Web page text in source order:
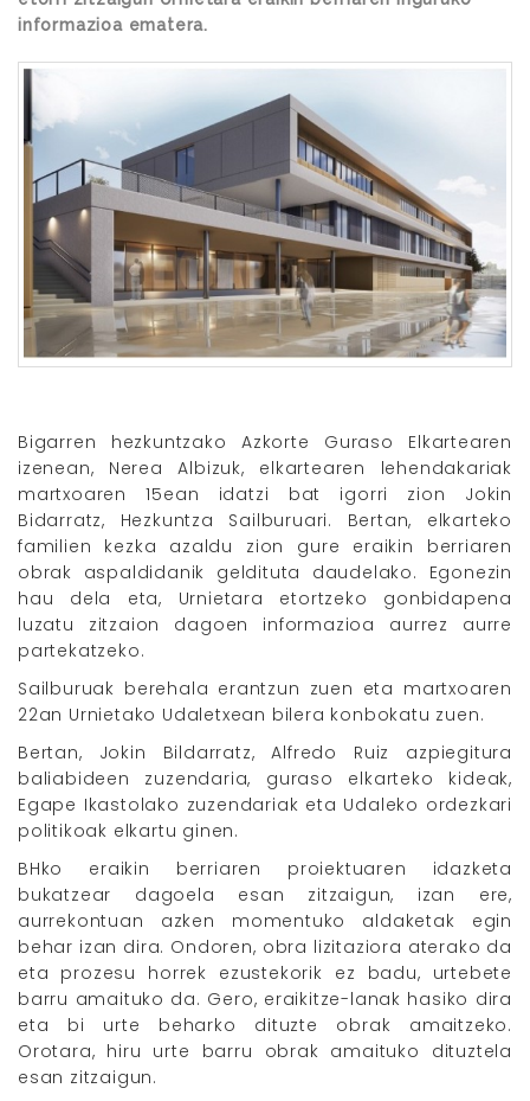
informazioa ematera.
Bigarren hezkuntzako Azkorte Guraso Elkartearen
izenean, Nerea Albizuk, elkartearen lehendakariak
martxoaren 15ean idatzi bat igorri zion Jokin
Bidarratz, Hezkuntza Sailburuari. Bertan, elkarteko
familien kezka azaldu zion gure eraikin berriaren
obrak aspaldidanik geldituta daudelako. Egonezin
hau dela eta, Urnietara etortzeko gonbidapena
luzatu zitzaion dagoen informazioa aurrez aurre
partekatzeko.
Sailburuak berehala erantzun zuen eta martxoaren
22an Urnietako Udaletxean bilera konbokatu zuen.
Bertan, Jokin Bildarratz, Alfredo Ruiz azpiegitura
baliabideen zuzendaria, guraso elkarteko kideak,
Egape Ikastolako zuzendariak eta Udaleko ordezkari
politikoak elkartu ginen.
BHko eraikin berriaren proiektuaren idazketa
bukatzear dagoela esan zitzaigun, izan ere,
aurrekontuan azken momentuko aldaketak egin
behar izan dira. Ondoren, obra lizitaziora aterako da
eta prozesu horrek ezustekorik ez badu, urtebete
barru amaituko da. Gero, eraikitze-lanak hasiko dira
eta bi urte beharko dituzte obrak amaitzeko.
Orotara, hiru urte barru obrak amaituko dituztela
esan zitzaigun.